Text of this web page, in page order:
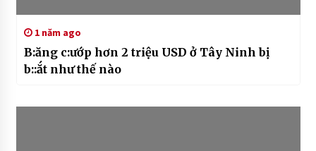
1 năm ago
B:ăng c:ướp hơn 2 triệu USD ở Tây Ninh bị
b::ắt như thế nào